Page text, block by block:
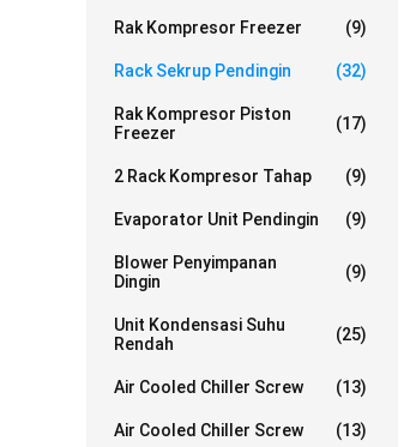
Rak Kompresor Freezer (9)
Rack Sekrup Pendingin (32)
Rak Kompresor Piston
Freezer
(17)
2 Rack Kompresor Tahap (9)
Evaporator Unit Pendingin (9)
Blower Penyimpanan
Dingin
(9)
Unit Kondensasi Suhu
Rendah
(25)
Air Cooled Chiller Screw (13)
Air Cooled Chiller Screw (13)